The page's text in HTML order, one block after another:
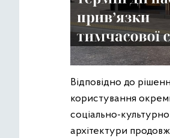
Відповідно до
користування
соціально-
архітектури